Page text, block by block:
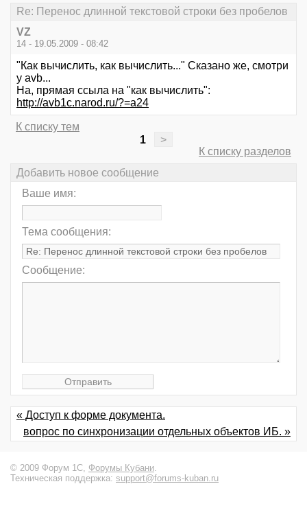
Re: Перенос длинной текстовой строки без пробелов
VZ
14 - 19.05.2009 - 08:42
"Как вычислить, как вычислить..." Сказано же, смотри
у avb...
На, прямая ссыла на "как вычислить":
http://avb1c.narod.ru/?=a24
К списку тем
1
>
К списку разделов
Добавить новое сообщение
Ваше имя:
Тема сообщения:
Сообщение:
« Доступ к форме документа.
вопрос по синхронизации отдельных объектов ИБ. »
© 2009 Форум 1С, Форумы Кубани
Техническая поддержка: support@forums-kuban.ru